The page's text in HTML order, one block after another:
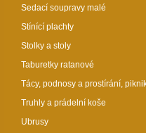
Sedací soupravy malé
Stínící plachty
Stolky a stoly
Taburetky ratanové
Tácy, podnosy a prostírání,
Truhly a prádelní koše
Ubrusy